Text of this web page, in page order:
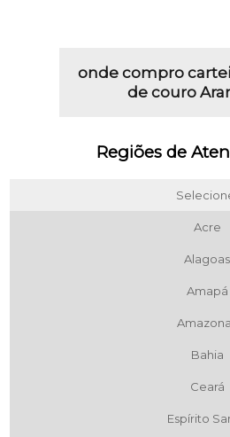
onde compro
de couro
Regiões de
Acre
Alagoas
Amapá
Bahia
Ceará
Espírito